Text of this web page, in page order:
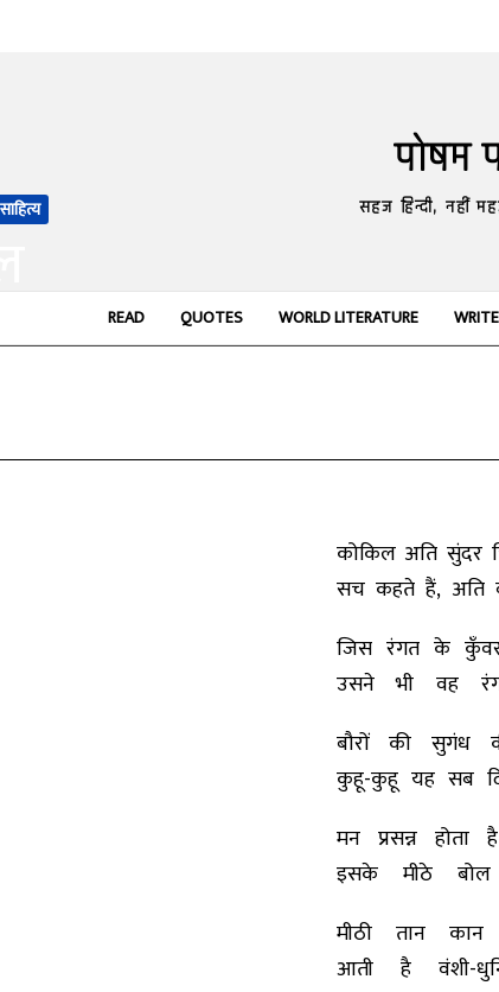
पोषम
सहज हिन्दी, नहीं
READ QUOTES WORLD LITERATURE
November 17, 2018
कोकिल अति सुंदर
सच कहते हैं, अति
जिस रंगत के
उसने भी वह
बौरों की सुगंध
कुहू-कुहू यह सब
मन प्रसन्न होता
इसके मीठे बोल
मीठी तान
आती है वंशी-